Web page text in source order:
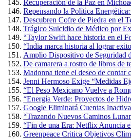
Recuperación de la Paz en
Repensando la Política
Descubren Cofre de Piedra en el
Trágico Suicidio de Médico por
“Taylor Swift hace historia en el
“India marca historia al lograr
Amplio Dispositivo de Seguridad
De camarera a rostro de libros de
Madonna tiene el deseo de
Jenni Hermoso Exige “Medidas
“El Peso Mexicano Vuelve a
“Energía Verde: Proyectos de
Google Eliminará Cuentas
“Trazando Nuevos Caminos
“Fin de una Era: Netflix Anuncia
Greenpeace Critica Objetivos